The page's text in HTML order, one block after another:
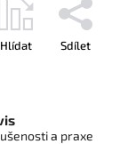
Hlídat Sdílet
a praxe